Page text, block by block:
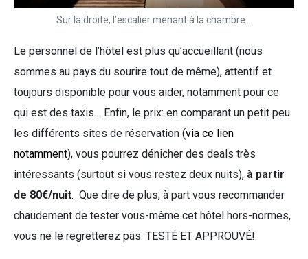
Sur la droite, l’escalier menant à la chambre…
Le personnel de l’hôtel est plus qu’accueillant (nous
sommes au pays du sourire tout de même), attentif et
toujours disponible pour vous aider, notamment pour ce
qui est des taxis… Enfin, le prix: en comparant un petit peu
les différents sites de réservation (via ce lien
notamment), vous pourrez dénicher des deals très
intéressants (surtout si vous restez deux nuits), à partir
de 80€/nuit. Que dire de plus, à part vous recommander
chaudement de tester vous-même cet hôtel hors-normes,
vous ne le regretterez pas. TESTÉ ET APPROUVÉ!